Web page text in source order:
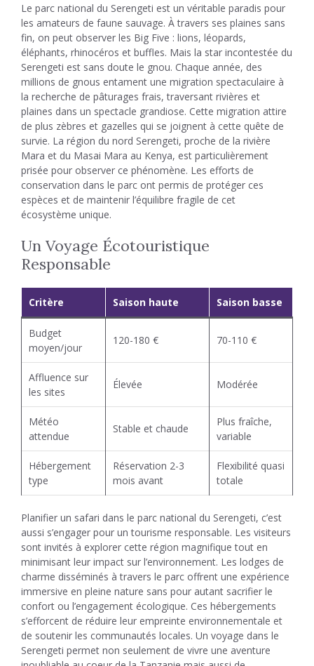
Le parc national du Serengeti est un véritable paradis pour
les amateurs de faune sauvage. À travers ses plaines sans
fin, on peut observer les Big Five : lions, léopards,
éléphants, rhinocéros et buffles. Mais la star incontestée du
Serengeti est sans doute le gnou. Chaque année, des
millions de gnous entament une migration spectaculaire à
la recherche de pâturages frais, traversant rivières et
plaines dans un spectacle grandiose. Cette migration attire
de plus zèbres et gazelles qui se joignent à cette quête de
survie. La région du nord Serengeti, proche de la rivière
Mara et du Masai Mara au Kenya, est particulièrement
prisée pour observer ce phénomène. Les efforts de
conservation dans le parc ont permis de protéger ces
espèces et de maintenir l’équilibre fragile de cet
écosystème unique.
Un Voyage Écotouristique
Responsable
Critère Saison haute Saison basse
Budget
moyen/jour
120-180 € 70-110 €
Affluence sur
les sites
Élevée Modérée
Météo
attendue
Stable et chaude
Plus fraîche,
variable
Hébergement
type
Réservation 2-3
mois avant
Flexibilité quasi
totale
Planifier un safari dans le parc national du Serengeti, c’est
aussi s’engager pour un tourisme responsable. Les visiteurs
sont invités à explorer cette région magnifique tout en
minimisant leur impact sur l’environnement. Les lodges de
charme disséminés à travers le parc offrent une expérience
immersive en pleine nature sans pour autant sacrifier le
confort ou l’engagement écologique. Ces hébergements
s’efforcent de réduire leur empreinte environnementale et
de soutenir les communautés locales. Un voyage dans le
Serengeti permet non seulement de vivre une aventure